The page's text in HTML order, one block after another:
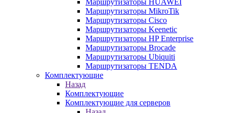
Маршрутизаторы HUAWEI
Маршрутизаторы MikroTik
Маршрутизаторы Cisco
Маршрутизаторы Keenetic
Маршрутизаторы HP Enterprise
Маршрутизаторы Brocade
Маршрутизаторы Ubiquiti
Маршрутизаторы TENDA
Комплектующие
Назад
Комплектующие
Комплектующие для серверов